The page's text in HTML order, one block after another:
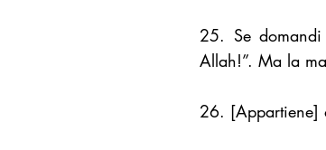
25. Se
Allah!”. Ma la
26. [Appartiene]